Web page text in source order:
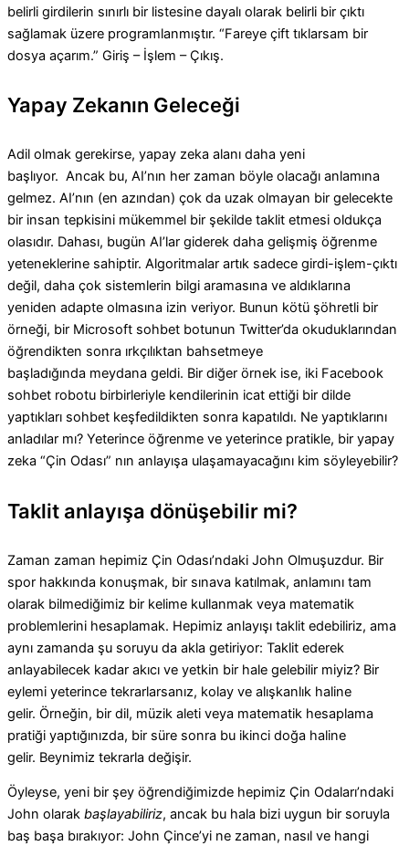
belirli girdilerin sınırlı bir listesine dayalı olarak belirli bir çıktı
sağlamak üzere programlanmıştır. “Fareye çift tıklarsam bir
dosya açarım.” Giriş – İşlem – Çıkış.
Yapay Zekanın Geleceği
Adil olmak gerekirse, yapay zeka alanı daha yeni
başlıyor. Ancak bu, AI’nın her zaman böyle olacağı anlamına
gelmez. AI’nın (en azından) çok da uzak olmayan bir gelecekte
bir insan tepkisini mükemmel bir şekilde taklit etmesi oldukça
olasıdır. Dahası, bugün AI’lar giderek daha gelişmiş öğrenme
yeteneklerine sahiptir. Algoritmalar artık sadece girdi-işlem-çıktı
değil, daha çok sistemlerin bilgi aramasına ve aldıklarına
yeniden adapte olmasına izin veriyor. Bunun kötü şöhretli bir
örneği, bir Microsoft sohbet botunun Twitter’da okuduklarından
öğrendikten sonra ırkçılıktan bahsetmeye
başladığında meydana geldi. Bir diğer örnek ise, iki Facebook
sohbet robotu birbirleriyle kendilerinin icat ettiği bir dilde
yaptıkları sohbet keşfedildikten sonra kapatıldı. Ne yaptıklarını
anladılar mı? Yeterince öğrenme ve yeterince pratikle, bir yapay
zeka “Çin Odası” nın anlayışa ulaşamayacağını kim söyleyebilir?
Taklit anlayışa dönüşebilir mi?
Zaman zaman hepimiz Çin Odası’ndaki John Olmuşuzdur. Bir
spor hakkında konuşmak, bir sınava katılmak, anlamını tam
olarak bilmediğimiz bir kelime kullanmak veya matematik
problemlerini hesaplamak. Hepimiz anlayışı taklit edebiliriz, ama
aynı zamanda şu soruyu da akla getiriyor: Taklit ederek
anlayabilecek kadar akıcı ve yetkin bir hale gelebilir miyiz? Bir
eylemi yeterince tekrarlarsanız, kolay ve alışkanlık haline
gelir. Örneğin, bir dil, müzik aleti veya matematik hesaplama
pratiği yaptığınızda, bir süre sonra bu ikinci doğa haline
gelir. Beynimiz tekrarla değişir.
Öyleyse, yeni bir şey öğrendiğimizde hepimiz Çin Odaları’ndaki
John olarak başlayabiliriz, ancak bu hala bizi uygun bir soruyla
baş başa bırakıyor: John Çince’yi ne zaman, nasıl ve hangi